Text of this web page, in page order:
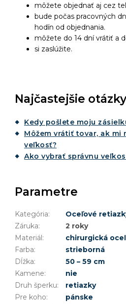
môžete objednať aj cez
bude počas pracovných
hodín od objednania.
môžete do 14 dní vrátiť a
si zaslúžite.
Najčastejšie otázky
Kedy pošlete moju
Môžem vrátiť tovar, ak mi
veľkosť?
Ako vybrať správnu
Parametre
Kategória:
Oceľové
Záruka:
2 roky
Materiál :
chirurgická oceľ
Farba:
strieborná
Dĺžka:
50 – 59 cm
Kamene:
nie
Druh šperku:
retiazky
Pre koho:
pánske